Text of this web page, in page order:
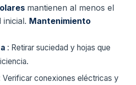
mantienen al menos el
inicial. Mantenimiento
: Retirar suciedad y hojas que
Verificar conexiones eléctricas y